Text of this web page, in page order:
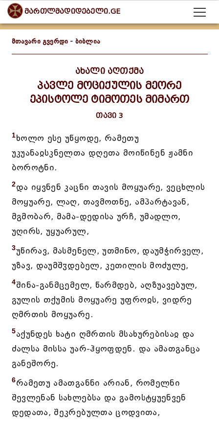
მართლმადიდებელი.GE
მთავარი გვერდი - ბიბლია
ახალი აღთქმა
პავლე მოციქულის მეორე
ეპისტოლე ტიმოთეს მიმართ
თავი 3
1ხოლო ესე უწყოდე, რამეთუ
უკუანაჲსკნელთა დღეთა მოიწინენ ჟამნი
ბოროტნი.
2და იყვნენ კაცნი თავის მოყუარე, ვეცხლის
მოყუარე, ლაღ, თავმოთნე, ამპარტავან,
მგმობარ, მამა-დედისა ურჩ, უმადლო,
უღირს, უყუარულ,
3უწირავ, მასმენელ, უთმინო, დაუმჭირველ,
უზავ, დაუმშჳდებელ, კეთილის მოძულე,
4შინა-განმცემელ, წარმდებ, აღზუავებულ,
გულის თქუმის მოყუარე უფროჲს, ვიდრე
ღმრთის მოყუარე.
5აქუნდეს ხატი ღმრთის მსახურებისაჲ და
ძალსა მისსა უარ-ჰყოფდენ. და ამათგანცა
განეშორე.
6რამეთუ ამათგანნი არიან, რომელნი
შევლენან სახლებსა და გამოსტყუენვენ
დედათა, შეკრებულთა ცოდვითა,